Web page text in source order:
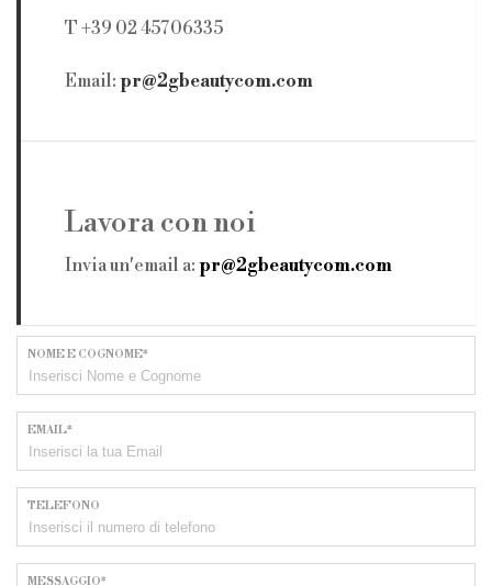
T +39 02 45706335
Email: pr@2gbeautycom.com
Lavora con noi
Invia un'email a: pr@2gbeautycom.com
NOME E COGNOME*
EMAIL*
TELEFONO
MESSAGGIO*